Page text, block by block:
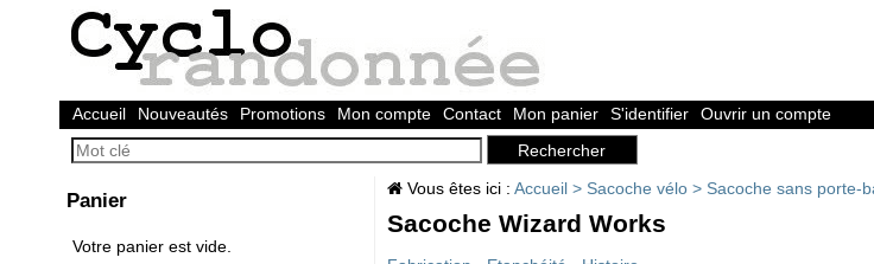
Accueil Nouveautés Promotions Mon compte Contact Mon panier S'identifier Ouvrir un compte
Panier
Votre panier est vide.
Vous êtes ici : Accueil > Sacoche vélo > Sacoche sans porte-
Sacoche Wizard Works